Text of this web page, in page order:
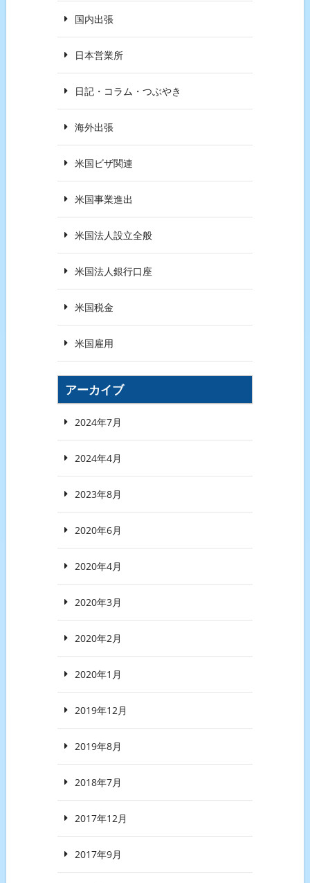
国内出張
日本営業所
日記・コラム・つぶやき
海外出張
米国ビザ関連
米国事業進出
米国法人設立全般
米国法人銀行口座
米国税金
米国雇用
アーカイブ
2024年7月
2024年4月
2023年8月
2020年6月
2020年4月
2020年3月
2020年2月
2020年1月
2019年12月
2019年8月
2018年7月
2017年12月
2017年9月